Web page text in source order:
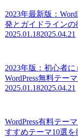
2023年最新版：
発とガイドラインの
2025.01.182025.04.21
2023年版：初心者
WordPress無料テー
2025.01.182025.04.21
WordPress有料テー
すすめテーマ10選を